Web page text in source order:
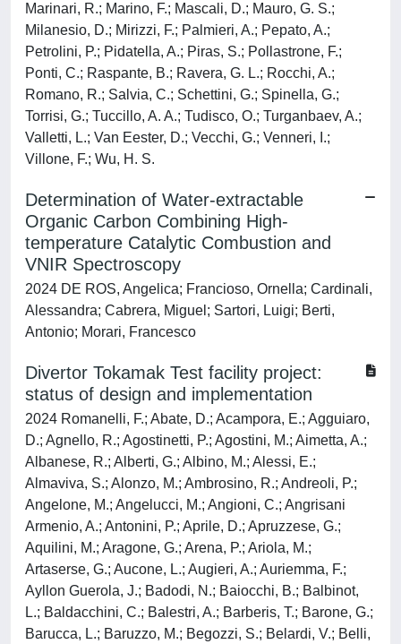
Marinari, R.; Marino, F.; Mascali, D.; Mauro, G. S.;
Milanesio, D.; Mirizzi, F.; Palmieri, A.; Pepato, A.;
Petrolini, P.; Pidatella, A.; Piras, S.; Pollastrone, F.;
Ponti, C.; Raspante, B.; Ravera, G. L.; Rocchi, A.;
Romano, R.; Salvia, C.; Schettini, G.; Spinella, G.;
Torrisi, G.; Tuccillo, A. A.; Tudisco, O.; Turganbaev, A.;
Valletti, L.; Van Eester, D.; Vecchi, G.; Venneri, I.;
Villone, F.; Wu, H. S.
Determination of Water-extractable
Organic Carbon Combining High-
temperature Catalytic Combustion and
VNIR Spectroscopy
2024 DE ROS, Angelica; Francioso, Ornella; Cardinali,
Alessandra; Cabrera, Miguel; Sartori, Luigi; Berti,
Antonio; Morari, Francesco
Divertor Tokamak Test facility project:
status of design and implementation
2024 Romanelli, F.; Abate, D.; Acampora, E.; Agguiaro,
D.; Agnello, R.; Agostinetti, P.; Agostini, M.; Aimetta, A.;
Albanese, R.; Alberti, G.; Albino, M.; Alessi, E.;
Almaviva, S.; Alonzo, M.; Ambrosino, R.; Andreoli, P.;
Angelone, M.; Angelucci, M.; Angioni, C.; Angrisani
Armenio, A.; Antonini, P.; Aprile, D.; Apruzzese, G.;
Aquilini, M.; Aragone, G.; Arena, P.; Ariola, M.;
Artaserse, G.; Aucone, L.; Augieri, A.; Auriemma, F.;
Ayllon Guerola, J.; Badodi, N.; Baiocchi, B.; Balbinot,
L.; Baldacchini, C.; Balestri, A.; Barberis, T.; Barone, G.;
Barucca, L.; Baruzzo, M.; Begozzi, S.; Belardi, V.; Belli,